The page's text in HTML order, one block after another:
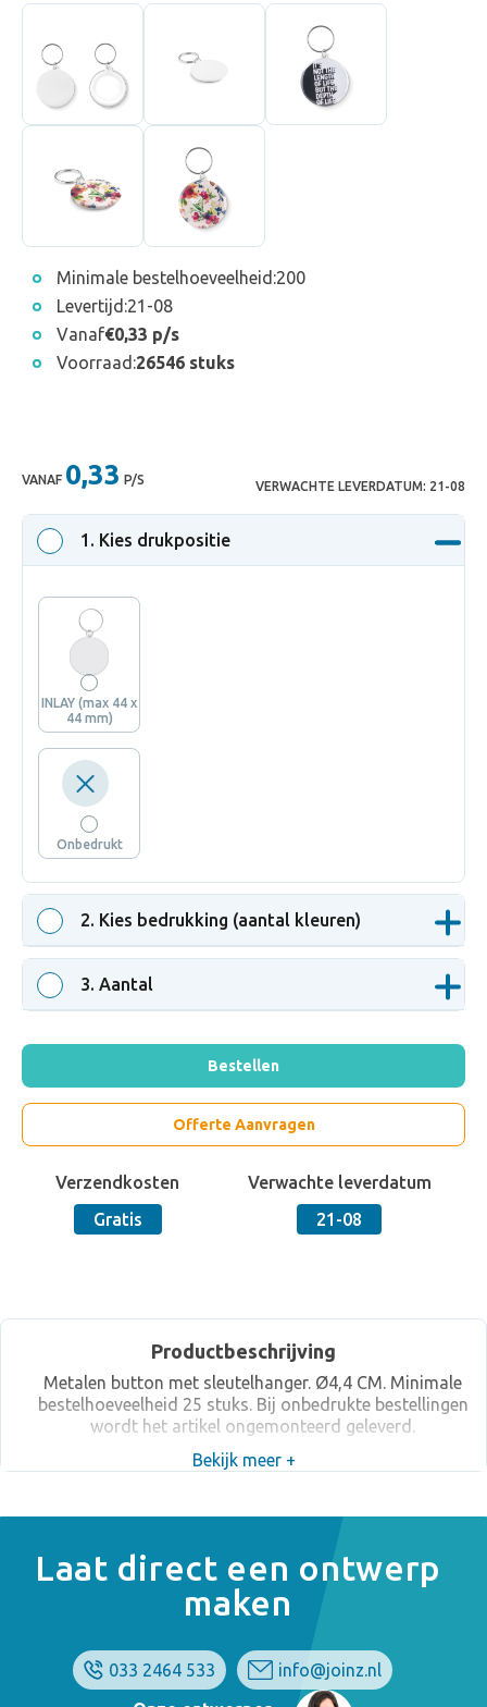
Minimale bestelhoeveelheid:200
Levertijd:21-08
Vanaf€0,33 p/s
Voorraad:26546 stuks
VANAF 0,33 P/S VERWACHTE LEVERDATUM: 21-08
1 . Kies drukpositie
INLAY (max 44 x
44 mm)
Onbedrukt
2. Kies bedrukking (aantal kleuren)
3. Aantal
Bestellen
Offerte Aanvragen
Verzendkosten
Gratis
Verwachte leverdatum
21-08
Productbeschrijving
Metalen button met sleutelhanger. Ø4,4 CM. Minimale
bestelhoeveelheid 25 stuks. Bij onbedrukte bestellingen
wordt het artikel ongemonteerd geleverd.
Bekijk meer +
Laat direct een ontwerp
maken
033 2464 533
info@joinz.nl